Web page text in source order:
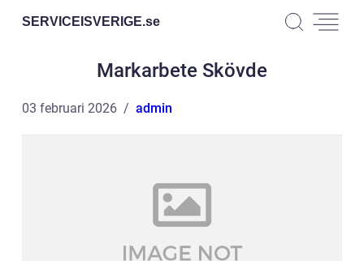
SERVICEISVERIGE.se
Markarbete Skövde
03 februari 2026 admin